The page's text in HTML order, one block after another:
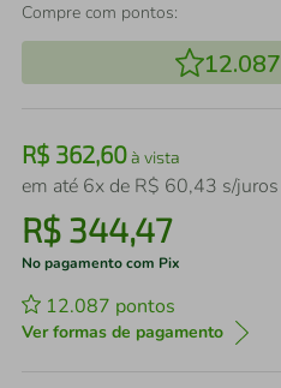
Compre com pontos:
12.087
R$ 362,60à vista
em até 6x de R$ 60,43 s/juros
R$ 344,47
No pagamento com Pix
12.087 pontos
Ver formas de pagamento